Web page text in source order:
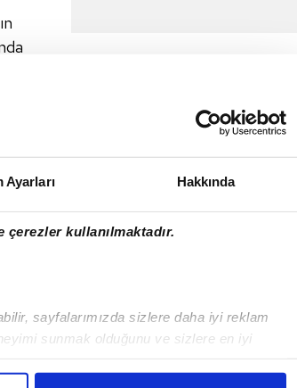
Ayarları Hakkında
kullanılmaktadır.
sayfalarımızda sizlere daha iyi reklam
sunmak olduğunu ve sizlere en iyi